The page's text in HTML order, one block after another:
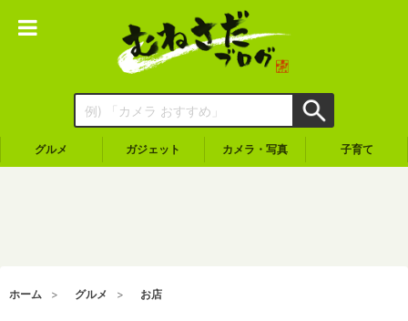
グルメ ガジェット カメラ・写真 子育て
ホーム グルメ お店